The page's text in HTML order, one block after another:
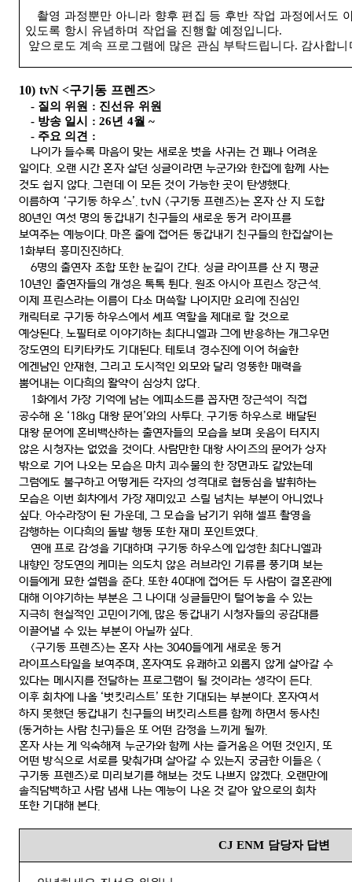
촬영 과정뿐만 아니라 향후 편집 등 후반 작업 과정에서도
있도록 항시 유념하며 작업을 진행할 예정입니다.
앞으로도 계속 프로그램에 많은 관심 부탁드립니다. 감사합니
10) tvN <구기동 프렌즈>
- 질의 위원 : 진선유 위원
- 방송 일시 : 26년 4월 ~
- 주요 의견 :
나이가 들수록 마음이 맞는 새로운 벗을 사귀는 건 꽤나 어려운
일이다. 오랜 시간 혼자 살던 싱글이라면 누군가와 한집에 함께 사는
것도 쉽지 않다.그런데 이 모든 것이 가능한 곳이 탄생했다.
이름하여 ‘구기동 하우스’. tvN <구기동 프렌즈>는 혼자 산 지 도합
80년인 여섯 명의 동갑내기 친구들의 새로운 동거 라이프를
보여주는 예능이다. 마흔 줄에 접어든 동갑내기 친구들의 한집살이는
1화부터 흥미진진하다.
6명의 출연자 조합 또한 눈길이 간다. 싱글 라이프를 산 지 평균
10년인 출연자들의 개성은 톡톡 튄다. 원조 아시아 프린스 장근석
이제 프린스라는 이름이 다소 머쓱할 나이지만 요리에 진심인
캐릭터로 구기동 하우스에서 셰프 역할을 제대로 할 것으로
예상된다. 노필터로 이야기하는 최다니엘과 그에 반응하는 개그우먼
장도연의 티키타카도 기대된다. 테토녀 경수진에 이어 허술한
에겐남인 안재현,그리고 도시적인 외모와 달리 엉뚱한 매력을
뿜어내는 이다희의 활약이 심상치 않다.
1화에서 가장 기억에 남는 에피소드를 꼽자면 장근석이 직접
공수해 온 ‘18kg 대왕 문어’와의 사투다.구기동 하우스로 배달된
대왕 문어에 혼비백산하는 출연자들의 모습을 보며 웃음이 터지지
않은 시청자는 없었을 것이다.사람만한 대왕 사이즈의 문어가 상자
밖으로 기어 나오는 모습은 마치 괴수물의 한 장면과도 같았는데
그럼에도 불구하고 어떻게든 각자의 성격대로 협동심을 발휘하는
모습은 이번 회차에서 가장 재미있고 스릴 넘치는 부분이 아니었나
싶다. 아수라장이 된 가운데,그 모습을 남기기 위해 셀프 촬영을
감행하는 이다희의 돌발 행동 또한 재미 포인트였다.
연애 프로 감성을 기대하며 구기동 하우스에 입성한 최다니엘과
내향인 장도연의 케미는 의도치 않은 러브라인 기류를 풍기며 보는
이들에게 묘한 설렘을 준다.또한40대에 접어든 두 사람이 결혼관에
대해 이야기하는 부분은 그 나이대 싱글들만이 털어놓을 수 있는
지극히 현실적인 고민이기에, 많은 동갑내기 시청자들의 공감대를
이끌어낼 수 있는 부분이 아닐까 싶다.
<구기동 프렌즈>는 혼자 사는3040들에게 새로운 동거
라이프스타일을 보여주며, 혼자여도 유쾌하고 외롭지 않게 살아갈 수
있다는 메시지를 전달하는 프로그램이 될 것이라는 생각이 든다.
이후 회차에 나올 ‘벗킷리스트’또한 기대되는 부분이다.혼자여서
하지 못했던 동갑내기 친구들의 버킷리스트를 함께 하면서 동사친
(동거하는 사람 친구)들은 또 어떤 감정을 느끼게 될까.
혼자 사는 게 익숙해져 누군가와 함께 사는 즐거움은 어떤 것인지, 또
어떤 방식으로 서로를 맞춰가며 살아갈 수 있는지 궁금한 이들은 <
구기동 프렌즈>로 미리보기를 해보는 것도 나쁘지 않겠다.오랜만에
솔직담백하고 사람 냄새 나는 예능이 나온 것 같아 앞으로의 회차
또한 기대해 본다.
CJ ENM 담당자 답변